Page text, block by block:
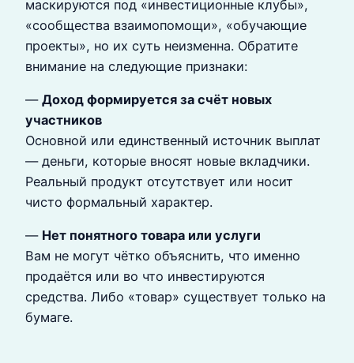
маскируются под «инвестиционные клубы»,
«сообщества взаимопомощи», «обучающие
проекты», но их суть неизменна. Обратите
внимание на следующие признаки:
— Доход формируется за счёт новых
участников
Основной или единственный источник выплат
— деньги, которые вносят новые вкладчики.
Реальный продукт отсутствует или носит
чисто формальный характер.
— Нет понятного товара или услуги
Вам не могут чётко объяснить, что именно
продаётся или во что инвестируются
средства. Либо «товар» существует только на
бумаге.